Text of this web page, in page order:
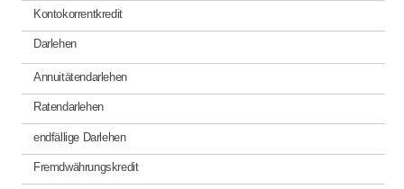
Kontokorrentkredit
Darlehen
Annuitätendarlehen
Ratendarlehen
endfällige Darlehen
Fremdwährungskredit